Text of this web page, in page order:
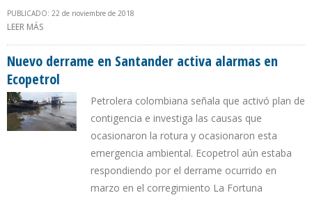
PUBLICADO: 22 de noviembre de 2018
LEER MÁS
Nuevo derrame en Santander activa alarmas en
Ecopetrol
Petrolera colombiana señala que activó plan de
contigencia e investiga las causas que
ocasionaron la rotura y ocasionaron esta
emergencia ambiental. Ecopetrol aún estaba
respondiendo por el derrame ocurrido en
marzo en el corregimiento La Fortuna